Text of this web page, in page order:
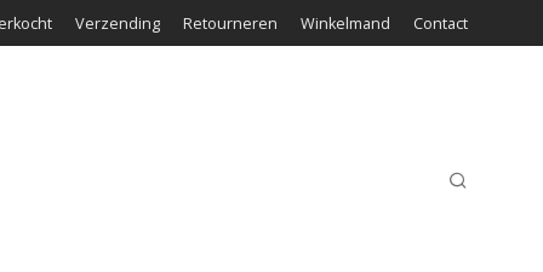
Verzending Retourneren Winkelmand Contact